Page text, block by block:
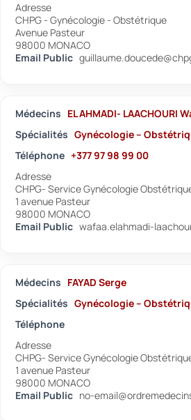
Adresse
CHPG - Gynécologie - Obstétrique
Avenue Pasteur
98000 MONACO
Email Public
Médecins EL AHMADI- LAACHOURI
Spécialités Gynécologie –
Téléphone +377 97 98 99 00
Adresse
CHPG- Service Gynécologie
1 avenue Pasteur
98000 MONACO
Email Public wafaa.elahmadi-
Médecins FAYAD Serge
Spécialités Gynécologie –
Téléphone
Adresse
CHPG- Service Gynécologie
1 avenue Pasteur
98000 MONACO
Email Public no-